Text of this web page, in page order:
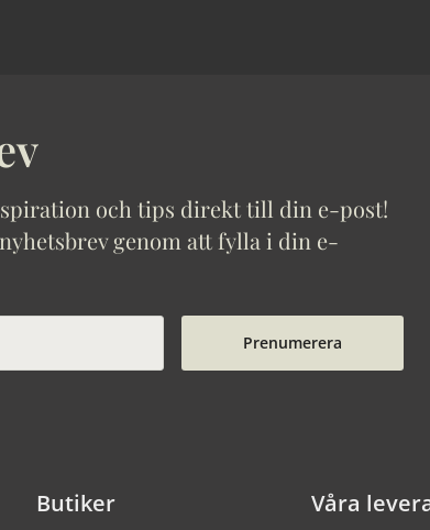
och tips direkt till din e-post!
genom att fylla i din e-
Prenumerera
Butiker Våra